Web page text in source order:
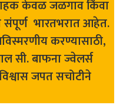
केवळ जळगाव किंवा
संपूर्ण भारतभरात आहेत.
करण्यासाठी,
सी. बाफना ज्वेलर्स
जपत सचोटीने